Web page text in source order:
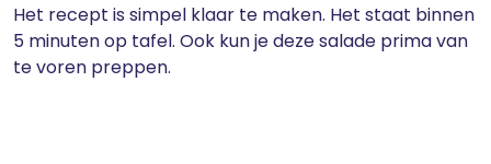
Het recept is simpel klaar te maken. Het staat binnen
5 minuten op tafel. Ook kun je deze salade prima van
te voren preppen.